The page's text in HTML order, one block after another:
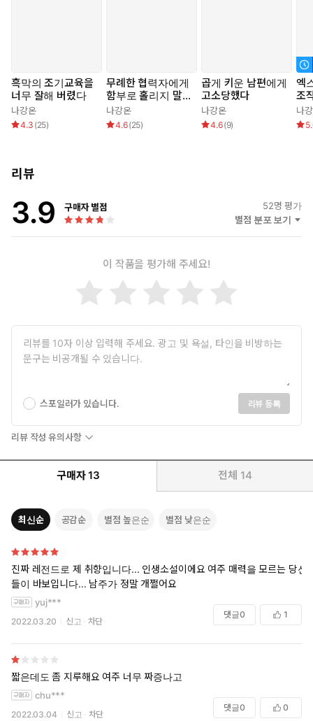
흑막의 조기교육을
너무 잘해 버렸다
나강온
4.3 (25)
무례한 협력자에게
함부로 홀리지 말
것
나강온
4.6(25)
곱게 키운 남편에게
고소당했다
나강온
4.6(9)
엑
조
나
리뷰
3.9 구매자 별점 52명 평가
별점 분포 보기
이 작품을 평가해 주세요!
스포일러가 있습니다. 리뷰 등록
리뷰 작성 유의사항
구매자 13 전체 14
최신순 공감순 별점 높은순 별점 낮은순
진짜 레전드로 제 취향입니다... 인생소설이에요 여주 매력을 모르는 당신
들이 바보입니다... 남주가 정말 개쩔어요
yuj***
2022.03.20 신고 차단
댓글0 1
짧은데도 좀 지루해요 여주 너무 짜증나고
chu***
2022.03.04 신고 차단
댓글0 0